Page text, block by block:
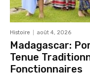
Histoire août 4, 2026
Madagascar:
Tenue
Fonctionnaires